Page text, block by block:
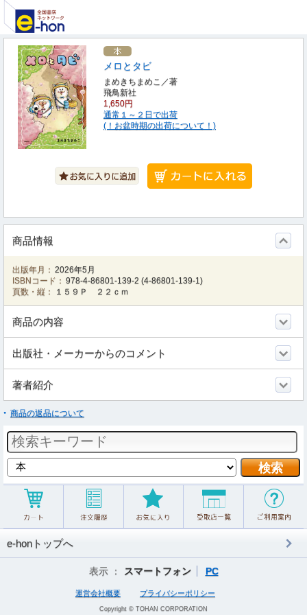
メロとタビ
まめきちまめこ／著
飛鳥新社
1,650円
通常１～２日で出荷
(！お盆時期の出荷について！)
商品情報
出版年月： 2026年5月
ISBNコード： 978-4-86801-139-2 (4-86801-139-1)
頁数・縦：
１５９Ｐ ２２ｃｍ
商品の内容
出版社・メーカーからのコメント
著者紹介
商品の返品について
e-honトップへ
表示 ： スマートフォン PC
運営会社概要 プライバシーポリシー
Copyright © TOHAN CORPORATION